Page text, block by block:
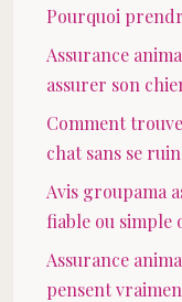
Pourquoi
Assurance
assurer son
Comment
chat sans se
Avis groupama
fiable ou simple
Assurance
pensent